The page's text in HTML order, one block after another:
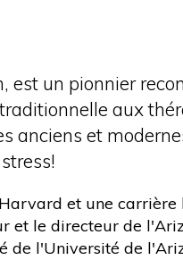
un pionnier
aux
anciens et
et une
et le directeur de
de l'Université de